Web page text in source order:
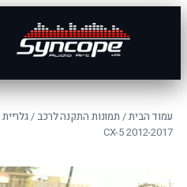
עמוד הבית/ תמונות התקנה לרכב/
CX-5 2012-2017